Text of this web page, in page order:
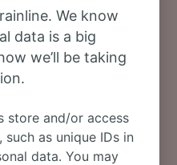
aktualne taryfy.
tanich biletów
Czytaj dalej, aby
nasz rozkład jazdy
kurs, oraz wskazówki
biletów kolejowych.
We know
data is a big
we’ll be taking
store and/or access
as unique IDs in
data. You may